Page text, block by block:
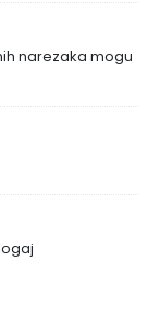
narezaka mogu